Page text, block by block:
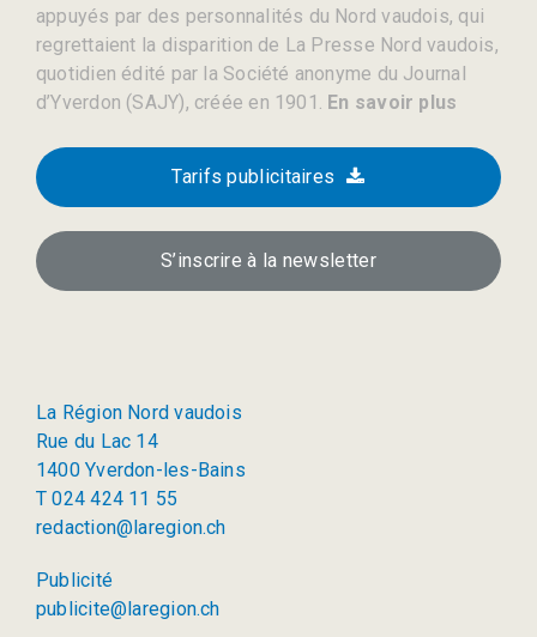
appuyés par des personnalités du Nord vaudois, qui
regrettaient la disparition de La Presse Nord vaudois,
quotidien édité par la Société anonyme du Journal
d’Yverdon (SAJY), créée en 1901. En savoir plus
Tarifs publicitaires
S’inscrire à la newsletter
La Région Nord vaudois
Rue du Lac 14
1400 Yverdon-les-Bains
T 024 424 11 55
redaction@laregion.ch
Publicité
publicite@laregion.ch